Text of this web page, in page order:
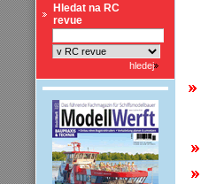
Hledat na RC
revue